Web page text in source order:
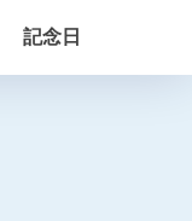
記念日